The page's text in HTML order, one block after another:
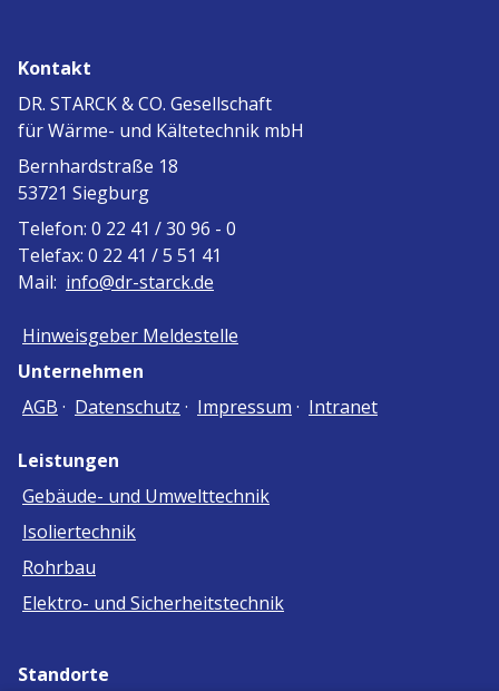
Kontakt
DR. STARCK & CO. Gesellschaft
für Wärme- und Kältetechnik mbH
Bernhardstraße 18
53721 Siegburg
Telefon: 0 22 41 / 30 96 - 0
Telefax: 0 22 41 / 5 51 41
Mail: info@dr-starck.de
Hinweisgeber Meldestelle
Unternehmen
AGB · Datenschutz · Impressum · Intranet
Leistungen
Gebäude- und Umwelttechnik
Isoliertechnik
Rohrbau
Elektro- und Sicherheitstechnik
Standorte